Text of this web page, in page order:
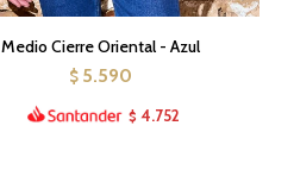
Medio Cierre Oriental - Azul
$ 5.590
$ 4.752